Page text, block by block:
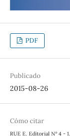
PDF
Publicado
2015-08-26
Cómo citar
RUE E. Editorial Nº 4 -